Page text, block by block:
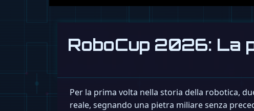
RoboCup 2026: La
Per la prima volta nella storia della robotica,
reale, segnando una pietra miliare senza